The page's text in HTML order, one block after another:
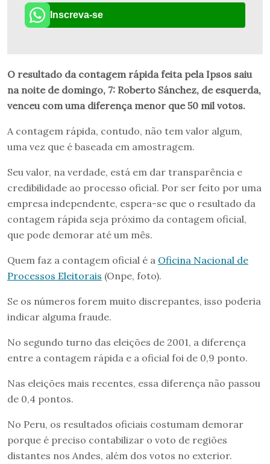
Inscreva-se
O resultado da contagem rápida feita pela Ipsos saiu
na noite de domingo, 7: Roberto Sánchez, de esquerda,
venceu com uma diferença menor que 50 mil votos.
A contagem rápida, contudo, não tem valor algum,
uma vez que é baseada em amostragem.
Seu valor, na verdade, está em dar transparência e
credibilidade ao processo oficial. Por ser feito por uma
empresa independente, espera-se que o resultado da
contagem rápida seja próximo da contagem oficial,
que pode demorar até um mês.
Quem faz a contagem oficial é a Oficina Nacional de
Processos Eleitorais (Onpe, foto).
Se os números forem muito discrepantes, isso poderia
indicar alguma fraude.
No segundo turno das eleições de 2001, a diferença
entre a contagem rápida e a oficial foi de 0,9 ponto.
Nas eleições mais recentes, essa diferença não passou
de 0,4 pontos.
No Peru, os resultados oficiais costumam demorar
porque é preciso contabilizar o voto de regiões
distantes nos Andes, além dos votos no exterior.